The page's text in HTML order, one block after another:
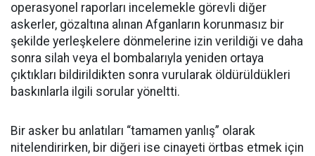
operasyonel raporları incelemekle görevli diğer
askerler, gözaltına alınan Afganların korunmasız bir
şekilde yerleşkelere dönmelerine izin verildiği ve daha
sonra silah veya el bombalarıyla yeniden ortaya
çıktıkları bildirildikten sonra vurularak öldürüldükleri
baskınlarla ilgili sorular yöneltti.
Bir asker bu anlatıları “tamamen yanlış” olarak
nitelendirirken, bir diğeri ise cinayeti örtbas etmek için